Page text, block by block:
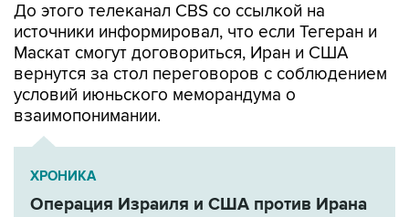
До этого телеканал CBS со ссылкой на
источники информировал, что если Тегеран и
Маскат смогут договориться, Иран и США
вернутся за стол переговоров с соблюдением
условий июньского меморандума о
взаимопонимании.
ХРОНИКА
Операция Израиля и США против Ирана